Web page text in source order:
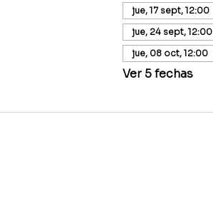
jue, 17 sept, 12:00
jue, 24 sept, 12:00
jue, 08 oct, 12:00
Ver 5 fechas